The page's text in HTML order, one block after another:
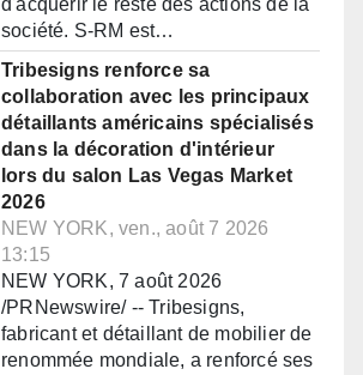
d'acquérir le reste des actions de la
société. S-RM est…
Tribesigns renforce sa
collaboration avec les principaux
détaillants américains spécialisés
dans la décoration d'intérieur
lors du salon Las Vegas Market
2026
NEW YORK, ven., août 7 2026
13:15
NEW YORK, 7 août 2026
/PRNewswire/ -- Tribesigns,
fabricant et détaillant de mobilier de
renommée mondiale, a renforcé ses